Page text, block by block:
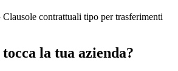
Clausole contrattuali tipo per trasferimenti
la tua azienda?